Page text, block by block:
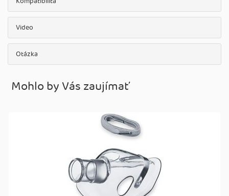
Video
Otázka
Mohlo by Vás zaujímať